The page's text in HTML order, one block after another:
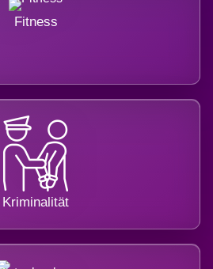
Fitness
Kriminalität